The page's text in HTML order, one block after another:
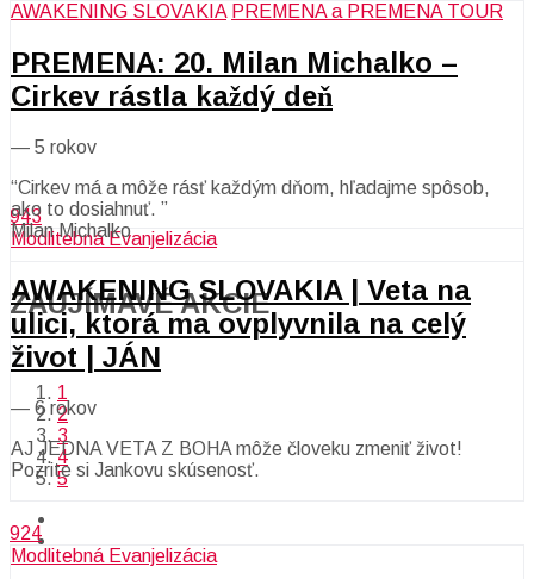
AWAKENING SLOVAKIA PREMENA a PREMENA TOUR
PREMENA: 20. Milan Michalko –
Cirkev rástla každý deň
— 5 rokov
“Cirkev má a môže rásť každým dňom, hľadajme spôsob,
ako to dosiahnuť. ”
Milan Michalko
943
Modlitebná Evanjelizácia
AWAKENING SLOVAKIA | Veta na
ulici, ktorá ma ovplyvnila na celý
život | JÁN
— 6 rokov
AJ JEDNA VETA Z BOHA môže človeku zmeniť život!
Pozrite si Jankovu skúsenosť.
924
Modlitebná Evanjelizácia
ZAUJÍMAVÉ AKCIE​
1
2
3
4
5